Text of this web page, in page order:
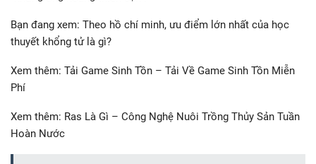
Bạn đang xem: Theo hồ chí minh, ưu điểm lớn nhất của học
thuyết khổng tử là gì?
Xem thêm: Tải Game Sinh Tồn – Tải Về Game Sinh Tồn Miễn
Phí
Xem thêm: Ras Là Gì – Công Nghệ Nuôi Trồng Thủy Sản Tuần
Hoàn Nước